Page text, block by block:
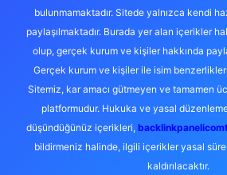
bulunmamaktadır. Sitede yalnızca kendi
paylaşılmaktadır. Burada yer alan içerikler
olup, gerçek kurum ve kişiler hakkında
Gerçek kurum ve kişiler ile isim
Sitemiz, kar amacı gütmeyen ve tamamen
platformudur. Hukuka ve yasal
düşündüğünüz içerikleri,
bildirmeniz halinde, ilgili içerikler yasal
kaldırılacaktır.